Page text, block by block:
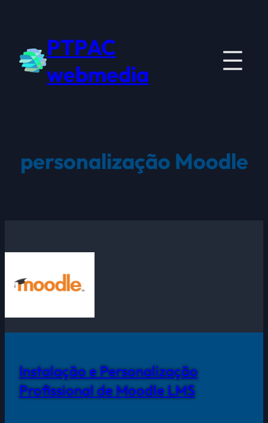
conteúdo
PTPAC
webmedia
personalização Moodle
Instalação e Personalização
Profissional de Moodle LMS